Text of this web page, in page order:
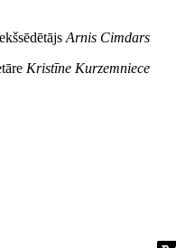
Arnis Cimdars
Kristīne Kurzemniece